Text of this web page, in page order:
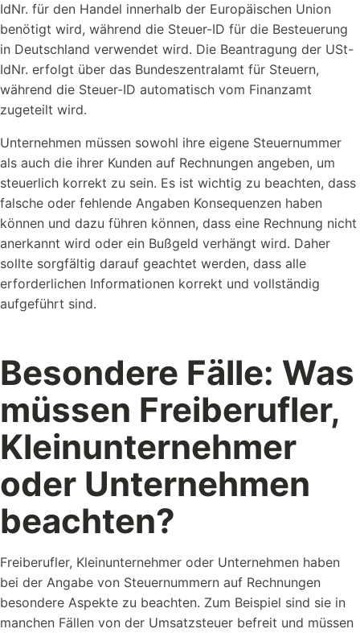
IdNr. für den Handel innerhalb der Europäischen Union
benötigt wird, während die Steuer-ID für die Besteuerung
in Deutschland verwendet wird. Die Beantragung der USt-
IdNr. erfolgt über das Bundeszentralamt für Steuern,
während die Steuer-ID automatisch vom Finanzamt
zugeteilt wird.
Unternehmen müssen sowohl ihre eigene Steuernummer
als auch die ihrer Kunden auf Rechnungen angeben, um
steuerlich korrekt zu sein. Es ist wichtig zu beachten, dass
falsche oder fehlende Angaben Konsequenzen haben
können und dazu führen können, dass eine Rechnung nicht
anerkannt wird oder ein Bußgeld verhängt wird. Daher
sollte sorgfältig darauf geachtet werden, dass alle
erforderlichen Informationen korrekt und vollständig
aufgeführt sind.
Besondere Fälle: Was
müssen Freiberufler,
Kleinunternehmer
oder Unternehmen
beachten?
Freiberufler, Kleinunternehmer oder Unternehmen haben
bei der Angabe von Steuernummern auf Rechnungen
besondere Aspekte zu beachten. Zum Beispiel sind sie in
manchen Fällen von der Umsatzsteuer befreit und müssen